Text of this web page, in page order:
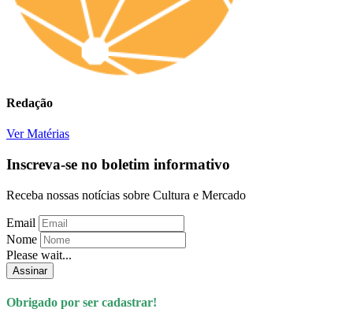
Redação
Ver Matérias
Inscreva-se no boletim informativo
Receba nossas notícias sobre Cultura e Mercado
Email
Nome
Please wait...
Assinar
Obrigado por ser cadastrar!